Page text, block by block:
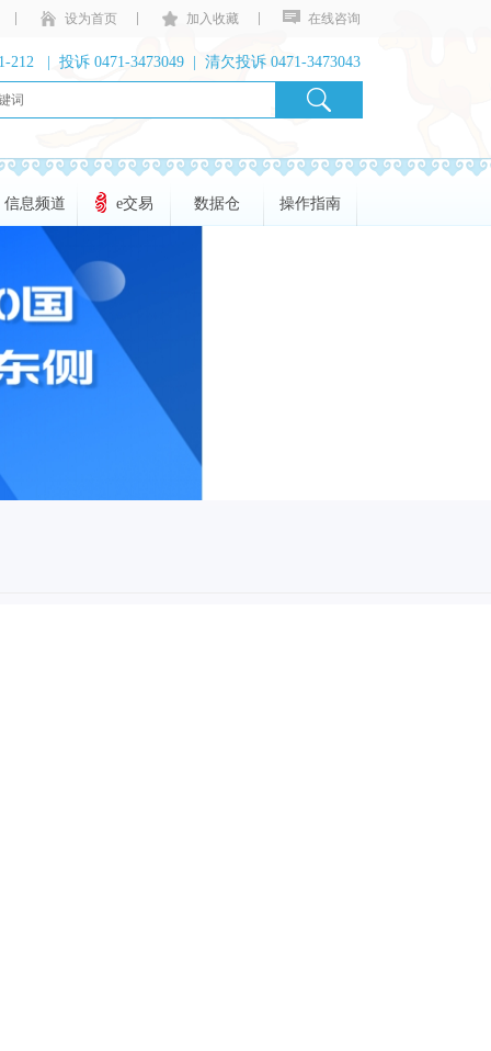
设为首页 加入收藏 在线咨询
212 | 投诉 0471-3473049 | 清欠投诉 0471-3473043
信息频道 e交易 数据仓 操作指南